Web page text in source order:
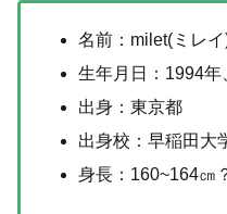
名前：milet(ミレイ
生年月日：1994
出身：東京都
出身校：早稲田大
身長：160~164㎝